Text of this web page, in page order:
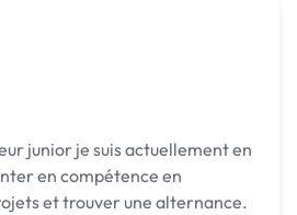
junior je suis actuellement en
en compétence en
et trouver une alternance.